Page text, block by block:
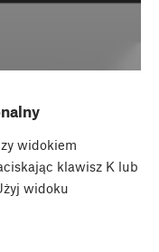
widokiem
klawisz K lub
widoku